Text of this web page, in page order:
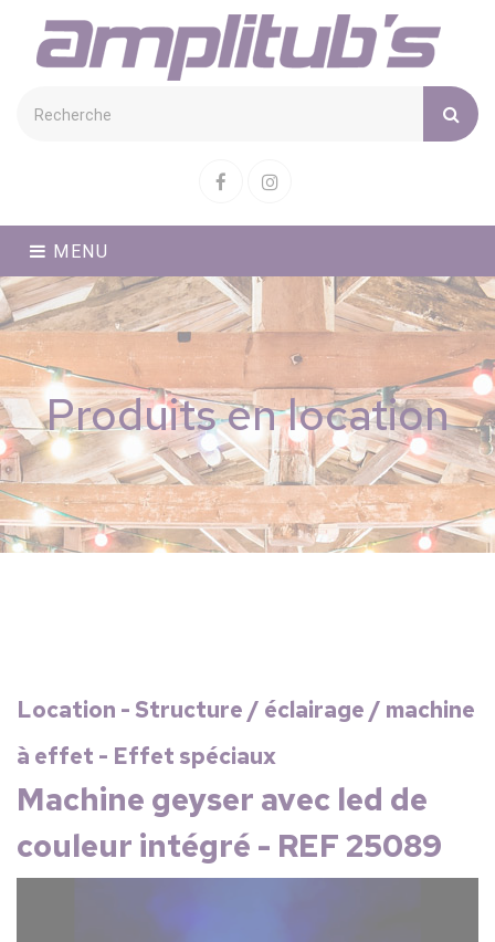
FacebookInstagram
MENU
Produits en location
Location - Structure / éclairage / machine
à effet - Effet spéciaux
Machine geyser avec led de
couleur intégré - REF 25089
Cookies management panel